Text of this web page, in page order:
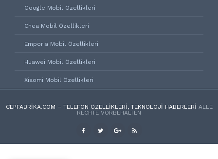
Google Mobil Özellikleri
Chea Mobil Özellikleri
Emporia Mobil Özellikleri
Huawei Mobil Özellikleri
Xiaomi Mobil Özellikleri
CEPFABRIKA.COM – TELEFON ÖZELLIKLERI, TEKNOLOJI HABERLERI ALLE
RECHTE VORBEHALTEN